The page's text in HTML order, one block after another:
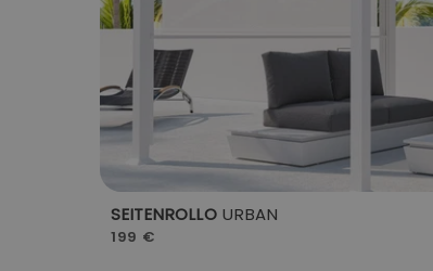
SEITENROLLO URBAN
199 €